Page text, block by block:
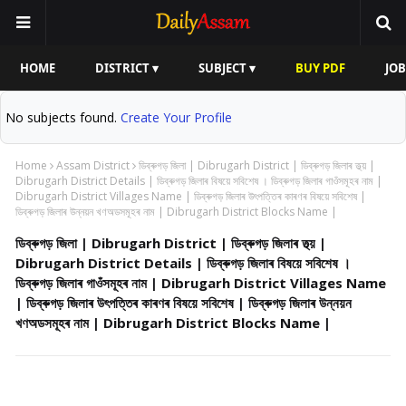
HOME DISTRICT ▾ SUBJECT ▾ BUY PDF
No subjects found. Create Your Profile
Home Assam District ডিব্ৰুগড় জিলা | Dibrugarh District | ডিব্ৰুগড় জিলাৰ তথ্য় |
Dibrugarh District Details | ডিব্ৰুগড় জিলাৰ বিষয়ে সবিশেষ । ডিব্ৰুগড় জিলাৰ গাওঁসমূহৰ নাম |
Dibrugarh District Villages Name | ডিব্ৰুগড় জিলাৰ উৎপত্তিৰ কাৰণৰ বিষয়ে সবিশেষ |
ডিব্ৰুগড় জিলাৰ উন্নয়ন খণঅডসমূহৰ নাম | Dibrugarh District Blocks Name |
ডিব্ৰুগড় জিলা | Dibrugarh District | ডিব্ৰুগড় জিলাৰ তথ্য় |
Dibrugarh District Details | ডিব্ৰুগড় জিলাৰ বিষয়ে সবিশেষ ।
ডিব্ৰুগড় জিলাৰ গাওঁসমূহৰ নাম | Dibrugarh District Villages Name
| ডিব্ৰুগড় জিলাৰ উৎপত্তিৰ কাৰণৰ বিষয়ে সবিশেষ | ডিব্ৰুগড় জিলাৰ উন্নয়ন
খণঅডসমূহৰ নাম | Dibrugarh District Blocks Name |